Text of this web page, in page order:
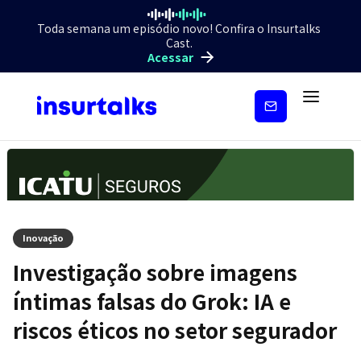
Toda semana um episódio novo! Confira o Insurtalks
Cast.
Acessar
Inscreva-
Inovação
Investigação sobre imagens
íntimas falsas do Grok: IA e
riscos éticos no setor segurador